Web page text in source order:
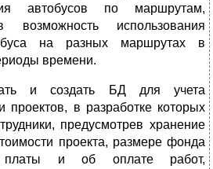
автобусов по маршрутам,
возможность использования
на разных маршрутах в
времени.
и создать БД для учета
проектов, в разработке которых
предусмотрев хранение
проекта, размере фонда
платы и об оплате работ,